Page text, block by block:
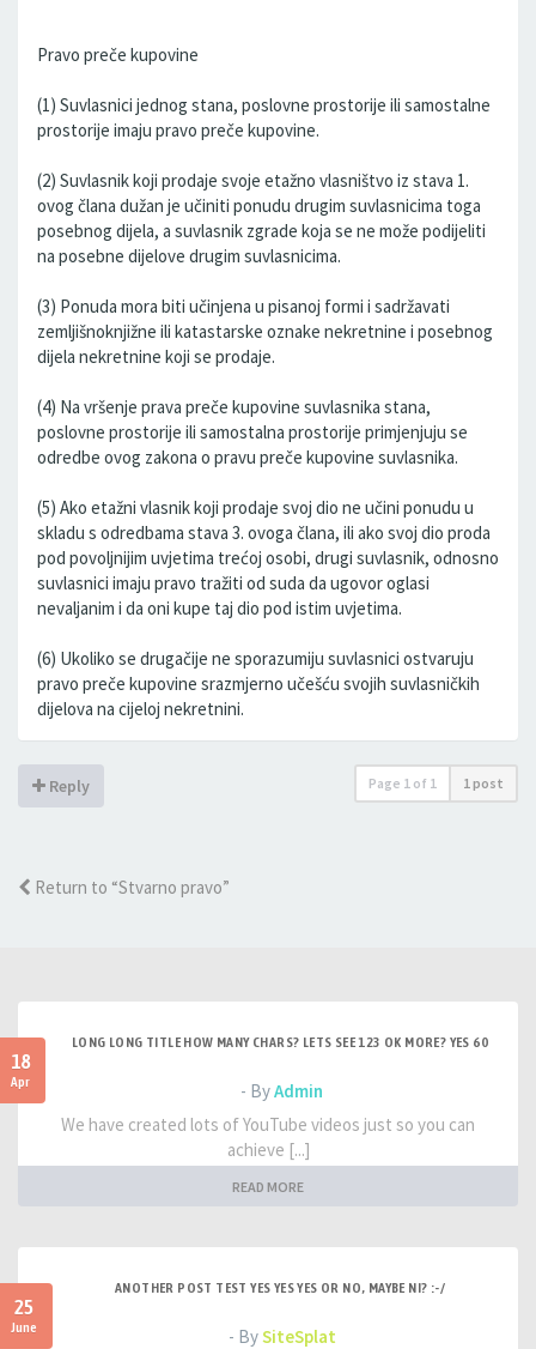
Pravo preče kupovine
(1) Suvlasnici jednog stana, poslovne prostorije ili samostalne
prostorije imaju pravo preče kupovine.
(2) Suvlasnik koji prodaje svoje etažno vlasništvo iz stava 1.
ovog člana dužan je učiniti ponudu drugim suvlasnicima toga
posebnog dijela, a suvlasnik zgrade koja se ne može podijeliti
na posebne dijelove drugim suvlasnicima.
(3) Ponuda mora biti učinjena u pisanoj formi i sadržavati
zemljišnoknjižne ili katastarske oznake nekretnine i posebnog
dijela nekretnine koji se prodaje.
(4) Na vršenje prava preče kupovine suvlasnika stana,
poslovne prostorije ili samostalna prostorije primjenjuju se
odredbe ovog zakona o pravu preče kupovine suvlasnika.
(5) Ako etažni vlasnik koji prodaje svoj dio ne učini ponudu u
skladu s odredbama stava 3. ovoga člana, ili ako svoj dio proda
pod povoljnijim uvjetima trećoj osobi, drugi suvlasnik, odnosno
suvlasnici imaju pravo tražiti od suda da ugovor oglasi
nevaljanim i da oni kupe taj dio pod istim uvjetima.
(6) Ukoliko se drugačije ne sporazumiju suvlasnici ostvaruju
pravo preče kupovine srazmjerno učešću svojih suvlasničkih
dijelova na cijeloj nekretnini.
Reply Page 1 of 1 1 post
Return to “Stvarno pravo”
18
Apr
LONG LONG TITLE HOW MANY CHARS? LETS SEE 123 OK MORE? YES 60
- ByAdmin
We have created lots of YouTube videos just so you can
achieve [...]
READ MORE
25
June
ANOTHER POST TEST YES YES YES OR NO, MAYBE NI? :-/
- BySiteSplat